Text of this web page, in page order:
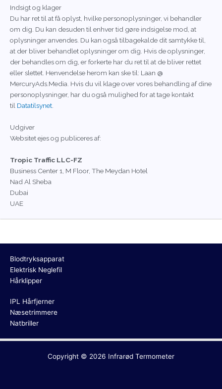
Indsigt og klager
Du har ret til at få oplyst, hvilke personoplysninger, vi behandler
om dig. Du kan desuden til enhver tid gøre indsigelse mod, at
oplysninger anvendes. Du kan også tilbagekalde dit samtykke til,
at der bliver behandlet oplysninger om dig. Hvis de oplysninger,
der behandles om dig, er forkerte har du ret til at de bliver rettet
eller slettet. Henvendelse herom kan ske til: Laan @
MercuryAds.Media. Hvis du vil klage over vores behandling af dine
personoplysninger, har du også mulighed for at tage kontakt
til Datatilsynet
Udgiver
Websitet ejes og publiceres af:
Tropic Traffic LLC-FZ
Business Center 1, M Floor, The Meydan Hotel
Nad Al Sheba
Dubai
UAE
Blodtryksapparat
Elektrisk Neglefil
Hårklipper
IPL Hårfjerner
Næsetrimmere
Natbriller
Copyright © 2026 Infrarød Termometer